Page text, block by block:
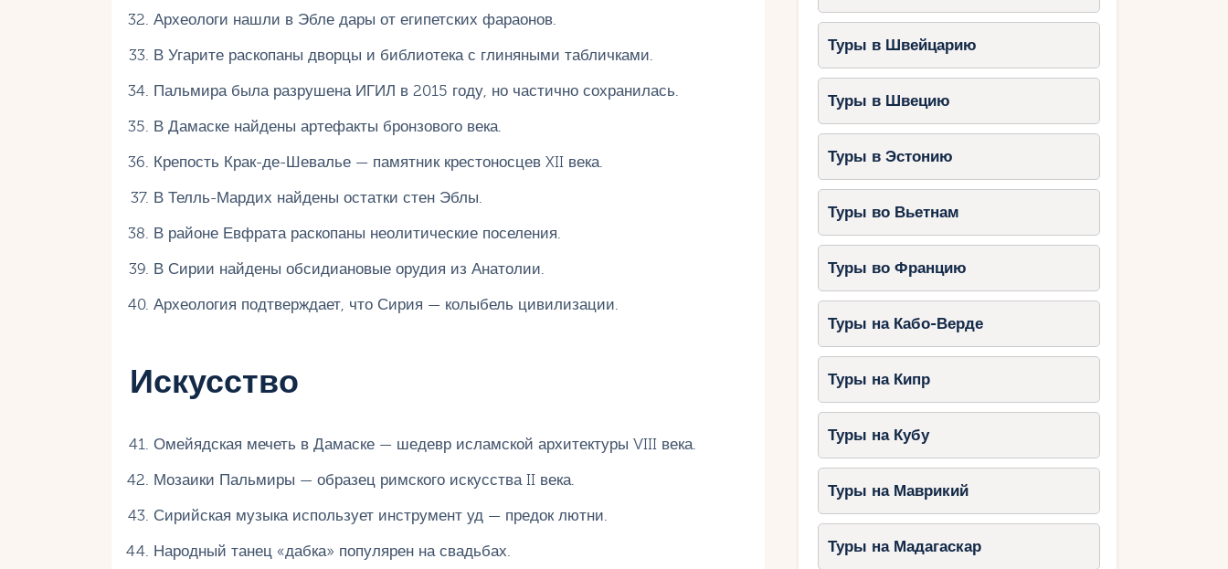
Археологи нашли в Эбле дары от египетских фараонов.
В Угарите раскопаны дворцы и библиотека с глиняными табличками.
Пальмира была разрушена ИГИЛ в 2015 году, но частично сохранилась.
В Дамаске найдены артефакты бронзового века.
Крепость Крак-де-Шевалье — памятник крестоносцев XII века.
В Телль-Мардих найдены остатки стен Эблы.
В районе Евфрата раскопаны неолитические поселения.
В Сирии найдены обсидиановые орудия из Анатолии.
Археология подтверждает, что Сирия — колыбель цивилизации.
Искусство
Омейядская мечеть в Дамаске — шедевр исламской архитектуры VIII века.
Мозаики Пальмиры — образец римского искусства II века.
Сирийская музыка использует инструмент уд — предок лютни.
Народный танец «дабка» популярен на свадьбах.
Туры в Швейцарию
Туры в Швецию
Туры в Эстонию
Туры во Вьетнам
Туры во Францию
Туры на Кабо-Верде
Туры на Кипр
Туры на Кубу
Туры на Маврикий
Туры на Мадагаскар